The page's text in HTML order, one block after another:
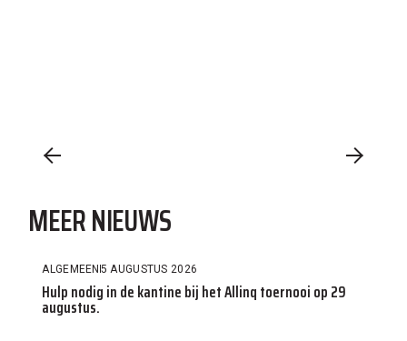
MEER NIEUWS
ALGEMEEN5 AUGUSTUS 2026
Hulp nodig in de kantine bij het Allinq toernooi op 29
augustus.